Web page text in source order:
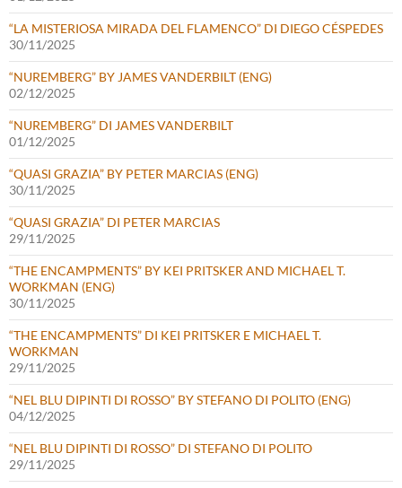
“LA MISTERIOSA MIRADA DEL FLAMENCO” DI DIEGO CÉSPEDES
30/11/2025
“NUREMBERG” BY JAMES VANDERBILT (ENG)
02/12/2025
“NUREMBERG” DI JAMES VANDERBILT
01/12/2025
“QUASI GRAZIA” BY PETER MARCIAS (ENG)
30/11/2025
“QUASI GRAZIA” DI PETER MARCIAS
29/11/2025
“THE ENCAMPMENTS” BY KEI PRITSKER AND MICHAEL T.
WORKMAN (ENG)
30/11/2025
“THE ENCAMPMENTS” DI KEI PRITSKER E MICHAEL T.
WORKMAN
29/11/2025
“NEL BLU DIPINTI DI ROSSO” BY STEFANO DI POLITO (ENG)
04/12/2025
“NEL BLU DIPINTI DI ROSSO” DI STEFANO DI POLITO
29/11/2025